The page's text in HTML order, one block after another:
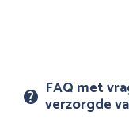
FAQ met
verzorgde